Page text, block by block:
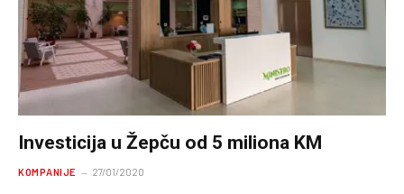
Investicija u Žepču od 5 miliona KM
KOMPANIJE 27/01/2020